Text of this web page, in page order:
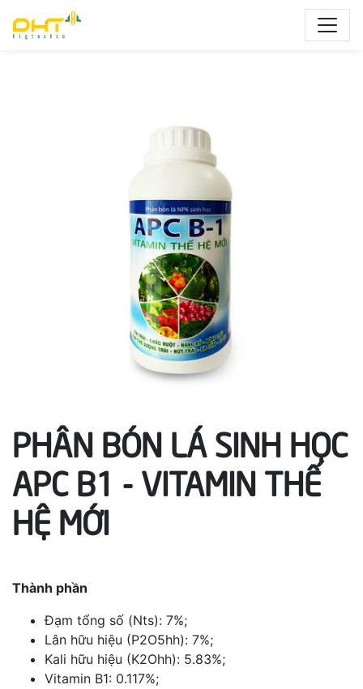
PHÂN BÓN LÁ SINH HỌC
APC B1 - VITAMIN THẾ
HỆ MỚI
Thành phần
Đạm tổng số (Nts): 7%;
Lân hữu hiệu (P2O5hh): 7%;
Kali hữu hiệu (K2Ohh): 5.83%;
Vitamin B1: 0.117%;